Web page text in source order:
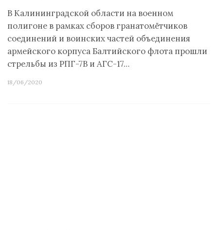
В Калининградской области на военном
полигоне в рамках сборов гранатомётчиков
соединений и воинских частей объединения
армейского корпуса Балтийского флота прошли
стрельбы из РПГ-7В и АГС-17…
18/06/2020